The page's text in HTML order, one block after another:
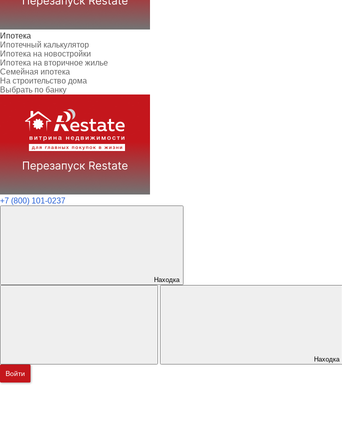
Ипотека
Ипотечный калькулятор
Ипотека на новостройки
Ипотека на вторичное жилье
Семейная ипотека
На строительство дома
Выбрать по банку
+7 (800) 101-0237
Находка
Находка
Войти